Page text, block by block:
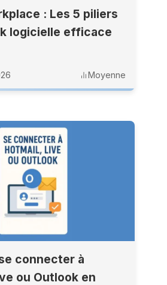
: Les 5 piliers
logicielle efficace
Moyenne
connecter à
ou Outlook en